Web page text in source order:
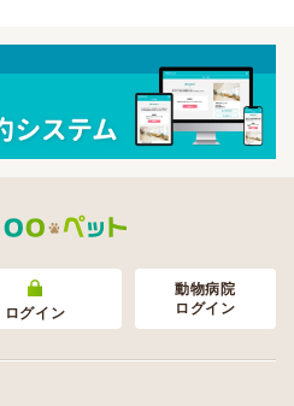
ログイン
動物病院
ログイン